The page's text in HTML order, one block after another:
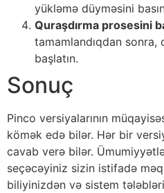
yükləmə düyməsini
Quraşdırma prosesini
tamamlandıqdan sonra,
başlatın.
Sonuç
Pinco versiyalarının
kömək edə bilər. Hər bir
cavab verə bilər.
seçəcəyiniz sizin istifadə
biliyinizdən və sistem